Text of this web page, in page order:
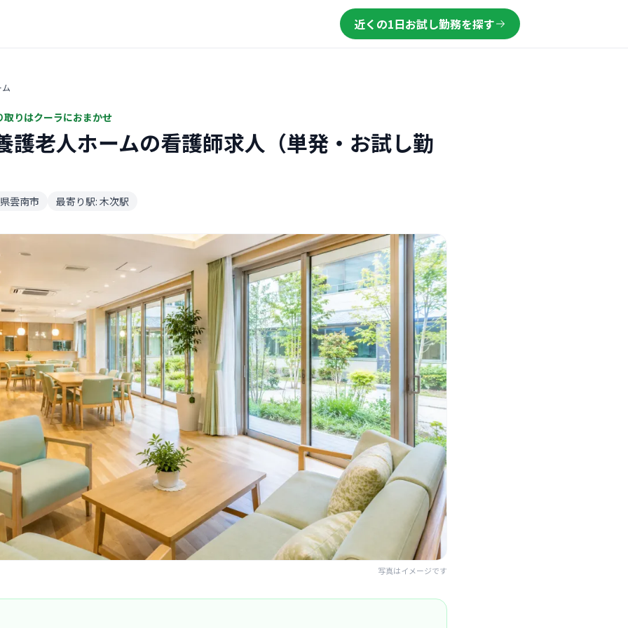
近くの1日お試し勤務を探す
りはクーラにおまかせ
護老人ホームの看護師求人（単発・お試し勤
雲南市 最寄り駅: 木次駅
写真はイメージです